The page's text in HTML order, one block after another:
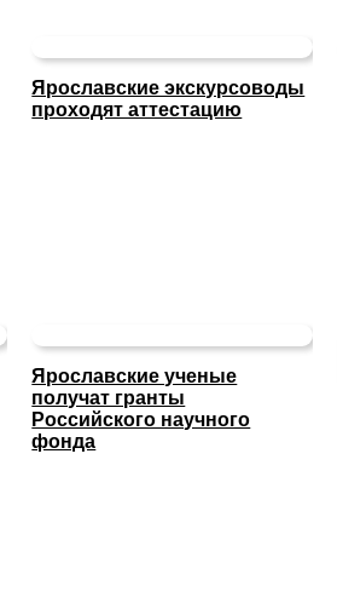
Ярославские экскурсоводы
проходят аттестацию
Ярославские ученые
получат гранты
Российского научного
фонда